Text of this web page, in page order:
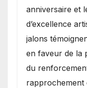
anniversaire et
d’excellence
jalons
en faveur de la
du
rapprochement